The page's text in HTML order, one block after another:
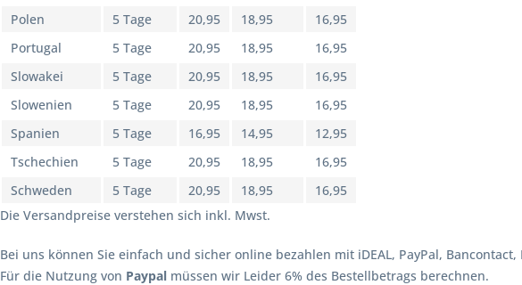
Polen
5 Tage 20,95 18,95
16,95
Portugal
5 Tage 20,95 18,95
16,95
Slowakei
5 Tage 20,95 18,95
16,95
Slowenien
5 Tage 20,95 18,95
16,95
Spanien
5 Tage 16,95 14,95
12,95
Tschechien
5 Tage 20,95 18,95
16,95
Schweden
5 Tage 20,95 18,95
16,95
Die Versandpreise verstehen sich inkl. Mwst.
Bei uns können Sie einfach und sicher online bezahlen mit iDEAL, PayPal, Bancontact,
Für die Nutzung von Paypal müssen wir Leider 6% des Bestellbetrags berechnen.